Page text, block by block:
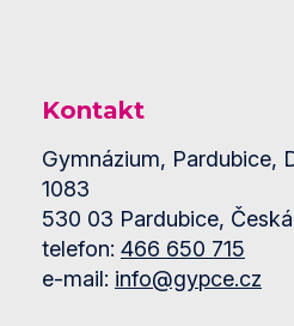
Kontakt
Gymnázium, Pardubice,
1083
530 03 Pardubice,
telefon: 466 650 715
e-mail: info@gypce.cz